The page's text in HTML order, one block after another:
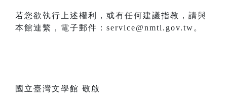
若您欲執行上述權利，或有任何建議指教，請與
本館連繫，電子郵件：service@nmtl.gov.tw。
國立臺灣文學館 敬啟